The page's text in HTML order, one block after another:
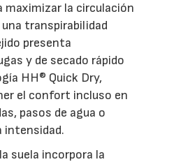
maximizar la circulación
transpirabilidad
presenta
y de secado rápido
HH® Quick Dry,
el confort incluso en
pasos de agua o
intensidad.
suela incorpora la